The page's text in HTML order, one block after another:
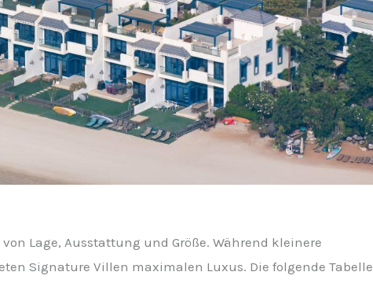
Lage, Ausstattung und Größe. Während kleinere
Signature Villen maximalen Luxus. Die folgende Tabelle